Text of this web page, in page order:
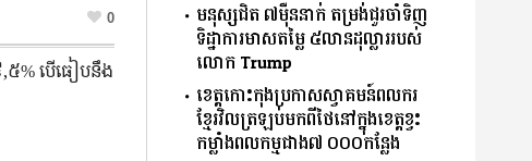
0
,៥% បើធៀបនឹង
មនុស្សជិត ៧ម៉ឺននាក់ តម្រង់ជួរចាំទិញ
ទិដ្ឋាការមាសតម្លៃ ៥លានដុល្លាររបស់
លោក Trump
ខេត្តកោះកុងប្រកាសស្វាគមន៍ពលករ
ខ្មែរវិលត្រឡប់មកពីថៃនៅក្នុងខេត្តខ្វះ
កម្លាំងពលកម្មជាង៧ ០០០កន្លែង